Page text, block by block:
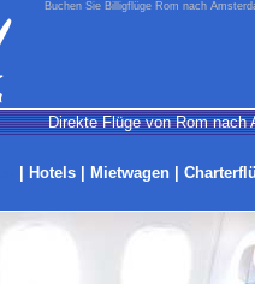
Buchen Sie Billigflüge Rom nach
Direkte Flüge von Rom nach
Hotels Mietwagen